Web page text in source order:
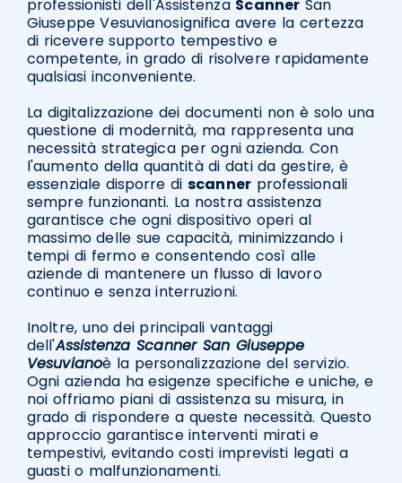
professionisti dell'Assistenza Scanner San
Giuseppe Vesuvianosignifica avere la certezza
di ricevere supporto tempestivo e
competente, in grado di risolvere rapidamente
qualsiasi inconveniente.
La digitalizzazione dei documenti non è solo una
questione di modernità, ma rappresenta una
necessità strategica per ogni azienda. Con
l'aumento della quantità di dati da gestire, è
essenziale disporre discannerprofessionali
sempre funzionanti. La nostra assistenza
garantisce che ogni dispositivo operi al
massimo delle sue capacità, minimizzando i
tempi di fermo e consentendo così alle
aziende di mantenere un flusso di lavoro
continuo e senza interruzioni.
Inoltre, uno dei principali vantaggi
dell'Assistenza Scanner San Giuseppe
Vesuvianoè la personalizzazione del servizio.
Ogni azienda ha esigenze specifiche e uniche, e
noi offriamo piani di assistenza su misura, in
grado di rispondere a queste necessità. Questo
approccio garantisce interventi mirati e
tempestivi, evitando costi imprevisti legati a
guasti o malfunzionamenti.